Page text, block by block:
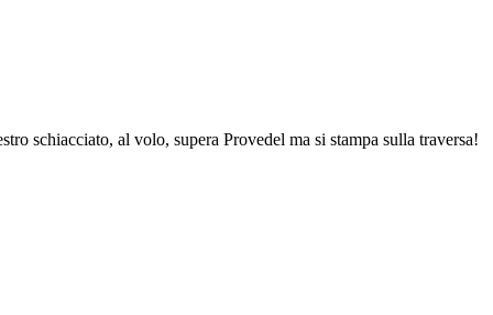
schiacciato, al volo, supera Provedel ma si stampa sulla traversa!